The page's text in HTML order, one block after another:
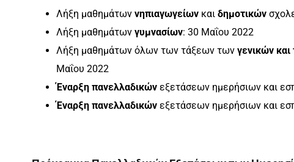
Λήξη μαθημάτων νηπιαγωγείων και δημοτικών
Λήξη μαθημάτων γυμνασίων: 30 Μαΐου 2022
Λήξη μαθημάτων όλων των τάξεων των γενικών
Μαΐου 2022
Έναρξη πανελλαδικών εξετάσεων ημερήσιων και
Έναρξη πανελλαδικών εξετάσεων ημερήσιων και